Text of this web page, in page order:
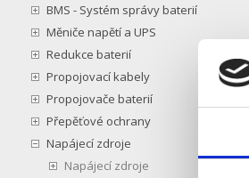
BMS - Systém správy baterií
Měniče napětí a UPS
Redukce baterií
Propojovací kabely
Propojovače baterií
Přepěťové ochrany
Napájecí zdroje
Napájecí zdroje